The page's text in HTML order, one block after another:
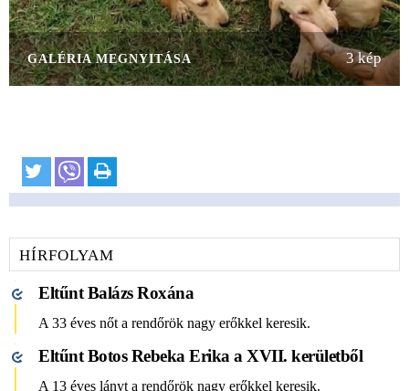
3 kép
GALÉRIA MEGNYITÁSA
HÍRFOLYAM
Eltűnt Balázs Roxána
A 33 éves nőt a rendőrök nagy erőkkel keresik.
Eltűnt Botos Rebeka Erika a XVII. kerületből
A 13 éves lányt a rendőrök nagy erőkkel keresik.